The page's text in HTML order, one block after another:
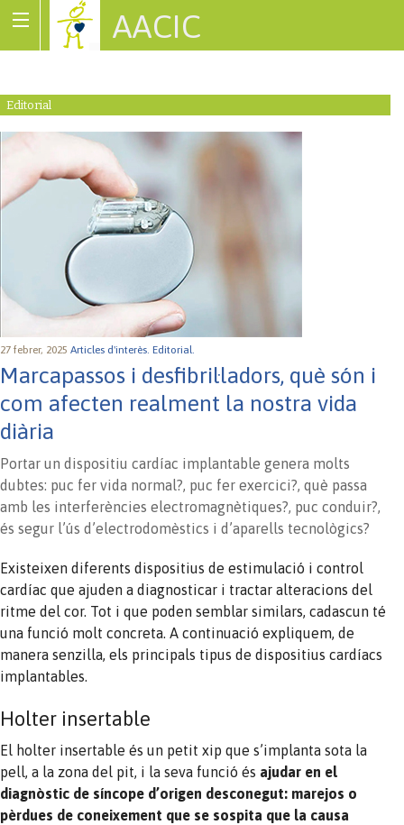
AACIC
Editorial
27 febrer, 2025 Articles d'interès. Editorial.
Marcapassos i desfibril·ladors, què són i
com afecten realment la nostra vida
diària
Portar un dispositiu cardíac implantable genera molts
dubtes: puc fer vida normal?, puc fer exercici?, què passa
amb les interferències electromagnètiques?, puc conduir?,
és segur l’ús d’electrodomèstics i d’aparells tecnològics?
Existeixen diferents dispositius de estimulació i control
cardíac que ajuden a diagnosticar i tractar alteracions del
ritme del cor. Tot i que poden semblar similars, cadascun té
una funció molt concreta. A continuació expliquem, de
manera senzilla, els principals tipus de dispositius cardíacs
implantables.
Holter insertable
El holter insertable és un petit xip que s’implanta sota la
pell, a la zona del pit, i la seva funció és ajudar en el
diagnòstic de síncope d’origen desconegut: marejos o
pèrdues de coneixement que se sospita que la causa